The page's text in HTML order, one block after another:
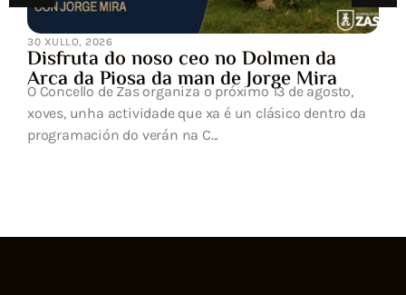
30 XULLO, 2026
Disfruta do noso ceo no Dolmen da
Arca da Piosa da man de Jorge Mira
O Concello de Zas organiza o próximo 13 de agosto,
xoves, unha actividade que xa é un clásico dentro da
programación do verán na C...